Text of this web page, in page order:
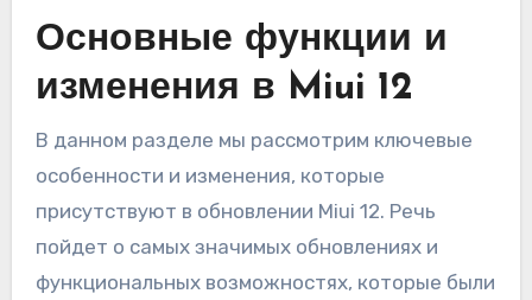
Основные функции и
изменения в Miui 12
В данном разделе мы рассмотрим ключевые
особенности и изменения, которые
присутствуют в обновлении Miui 12. Речь
пойдет о самых значимых обновлениях и
функциональных возможностях, которые были